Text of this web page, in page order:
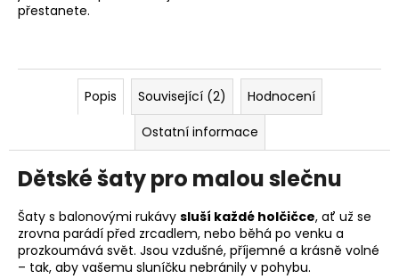
přestanete.
Popis Související (2)
Hodnocení
Ostatní informace
Dětské šaty pro malou slečnu
Šaty s balonovými rukávy sluší každé holčičce, ať už se
zrovna parádí před zrcadlem, nebo běhá po venku a
prozkoumává svět. Jsou vzdušné, příjemné a krásně volné
– tak, aby vašemu sluníčku nebránily v pohybu.